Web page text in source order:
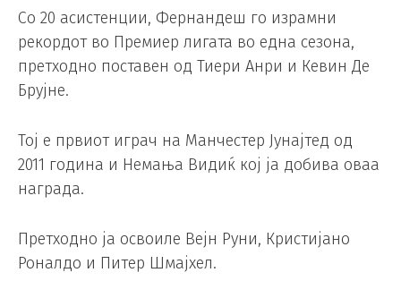
Со 20 асистенции, Фернандеш го израмни
рекордот во Премиер лигата во една сезона,
претходно поставен од Тиери Анри и Кевин Де
Брујне.
Тој е првиот играч на Манчестер Јунајтед од
2011 година и Немања Видиќ кој ја добива оваа
награда.
Претходно ја освоиле Вејн Руни, Кристијано
Роналдо и Питер Шмајхел.